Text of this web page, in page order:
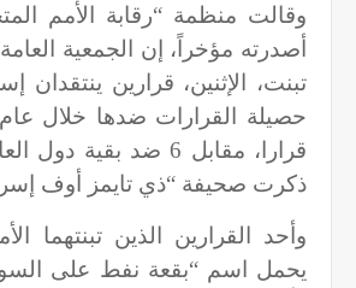
وقالت منظمة “رقابة الأمم
أصدرته مؤخراً، إن الجمعية
تبنت، الإثنين، قرارين ينتقدان
قرارا، مقابل 6 ضد بقية
ذكرت صحيفة “ذي تايمز أوف
يحمل اسم “بقعة نفط على